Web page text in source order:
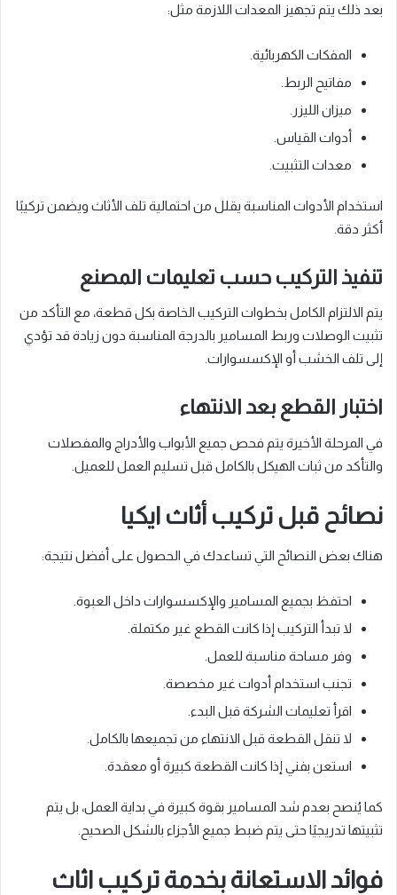
بعد ذلك يتم تجهيز المعدات اللازمة مثل:
المفكات الكهربائية.
مفاتيح الربط.
ميزان الليزر.
أدوات القياس.
معدات التثبيت.
استخدام الأدوات المناسبة يقلل من احتمالية تلف الأثاث ويضمن تركيبًا
أكثر دقة.
تنفيذ التركيب حسب تعليمات المصنع
يتم الالتزام الكامل بخطوات التركيب الخاصة بكل قطعة، مع التأكد من
تثبيت الوصلات وربط المسامير بالدرجة المناسبة دون زيادة قد تؤدي
إلى تلف الخشب أو الإكسسوارات.
اختبار القطع بعد الانتهاء
في المرحلة الأخيرة يتم فحص جميع الأبواب والأدراج والمفصلات
والتأكد من ثبات الهيكل بالكامل قبل تسليم العمل للعميل.
نصائح قبل تركيب أثاث ايكيا
هناك بعض النصائح التي تساعدك في الحصول على أفضل نتيجة:
احتفظ بجميع المسامير والإكسسوارات داخل العبوة.
لا تبدأ التركيب إذا كانت القطع غير مكتملة.
وفر مساحة مناسبة للعمل.
تجنب استخدام أدوات غير مخصصة.
اقرأ تعليمات الشركة قبل البدء.
لا تنقل القطعة قبل الانتهاء من تجميعها بالكامل.
استعن بفني إذا كانت القطعة كبيرة أو معقدة.
كما يُنصح بعدم شد المسامير بقوة كبيرة في بداية العمل، بل يتم
تثبيتها تدريجيًا حتى يتم ضبط جميع الأجزاء بالشكل الصحيح.
فوائد الاستعانة بخدمة تركيب اثاث